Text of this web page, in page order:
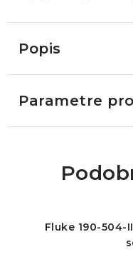
Popis
Parametre
Fluke 190-504-